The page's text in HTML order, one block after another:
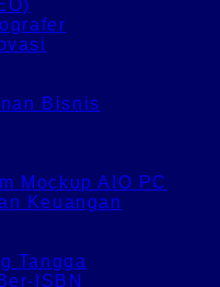
Bisnis
Mockup AIO PC
Keuangan
Tangga
ISBN